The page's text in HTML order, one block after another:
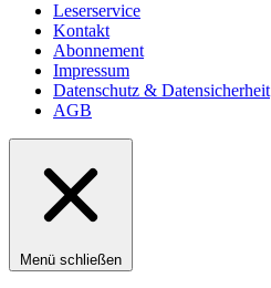
Leserservice
Kontakt
Abonnement
Impressum
Datenschutz & Datensicherheit
AGB
Menü schließen